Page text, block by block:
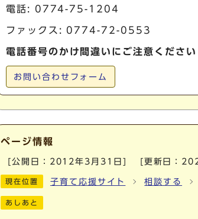
電話: 0774-75-1204
ファックス: 0774-72-0553
電話番号のかけ間違いにご注意ください
お問い合わせフォーム
ページ情報
[公開日： 2012年3月31日 [更新日：
現在位置 子育て応援サイト 相談する
あしあと